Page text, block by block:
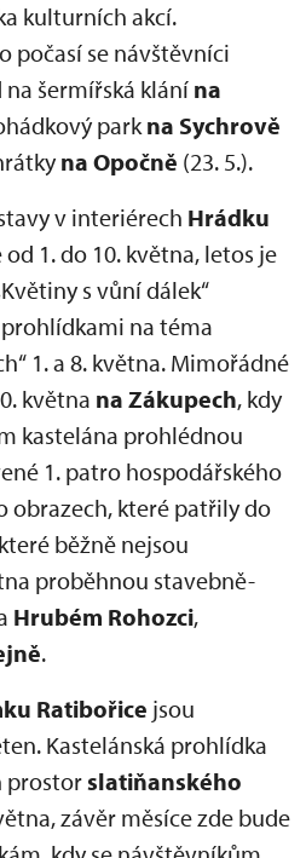
kulturních akcí.
počasí se návštěvníci
šermířská klání na
parkna Sychrově
na Opočně (23. 5.).
v interiérech Hrádku
1. do 10. května, letos je
s vůní dálek“
na téma
1. a 8. května. Mimořádné
května na Zákupech, kdy
kastelána prohlédnou
1. patro hospodářského
obrazech, které patřily do
běžně nejsou
proběhnou stavebně-
Hrubém Rohozci,
.
Ratibořice jsou
Kastelánská prohlídka
prostorslatiňanského
závěr měsíce zde bude